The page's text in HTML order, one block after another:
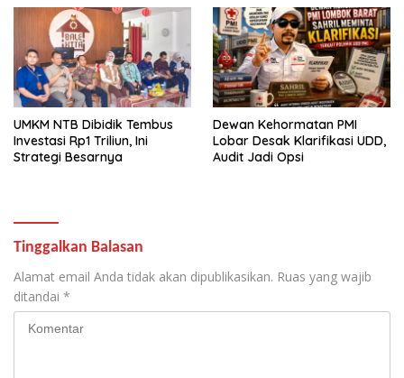
UMKM NTB Dibidik Tembus
Investasi Rp1 Triliun, Ini
Strategi Besarnya
Dewan Kehormatan PMI
Lobar Desak Klarifikasi UDD,
Audit Jadi Opsi
Tinggalkan Balasan
Alamat email Anda tidak akan dipublikasikan. Ruas yang wajib
ditandai *